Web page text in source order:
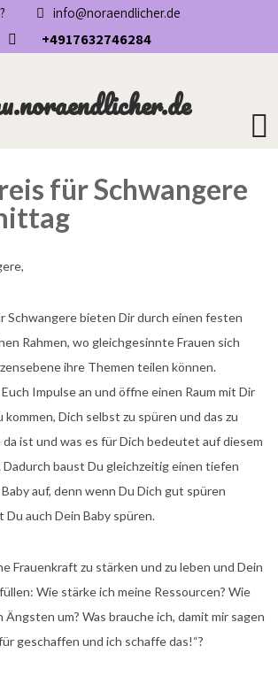
info@noraendlicher.de
+4917632746284
für Schwangere
Schwangere bieten Dir durch einen festen
Rahmen, wo gleichgesinnte Frauen sich
ihre Themen teilen können.
Impulse an und öffne einen Raum mit Dir
Dich selbst zu spüren und das zu
da ist und was es für Dich bedeutet auf diesem
Dadurch baust Du gleichzeitig einen tiefen
auf, denn wenn Du Dich gut spüren
Du auch Dein Baby spüren.
Frauenkraft zu stärken und zu leben und Dein
Wie stärke ich meine Ressourcen? Wie
Ängsten um? Was brauche ich, damit mir sagen
geschaffen und ich schaffe das!“?